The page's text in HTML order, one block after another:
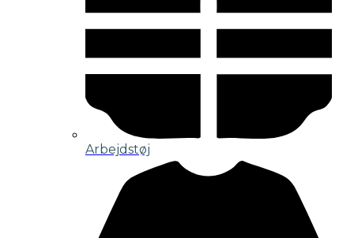
Arbejdstøj